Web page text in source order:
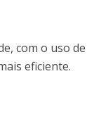
com o uso de
eficiente.